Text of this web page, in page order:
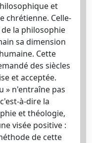
et
chrétienne. Celle-
la philosophie
sa dimension
Cette
des siècles
et acceptée.
» n'entraîne pas
à-dire la
et théologie,
visée positive :
de cette